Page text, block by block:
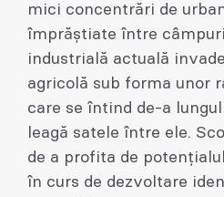
mici concentrări de
împrăștiate între
industrială actuală
agricolă sub forma unor
care se întind de-a
leagă satele între ele.
de a profita de
în curs de dezvoltare